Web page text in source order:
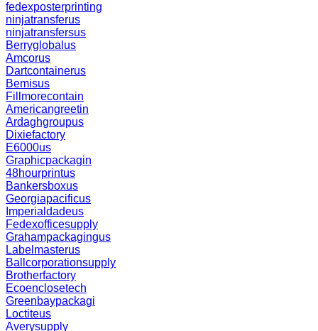
fedexposterprinting
ninjatransferus
ninjatransfersus
Berryglobalus
Amcorus
Dartcontainerus
Bemisus
Fillmorecontain
Americangreetin
Ardaghgroupus
Dixiefactory
E6000us
Graphicpackagin
48hourprintus
Bankersboxus
Georgiapacificus
Imperialdadeus
Fedexofficesupply
Grahampackagingus
Labelmasterus
Ballcorporationsupply
Brotherfactory
Ecoenclosetech
Greenbaypackagi
Loctiteus
Averysupply